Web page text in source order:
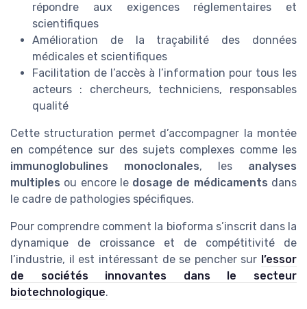
répondre aux exigences réglementaires et
scientifiques
Amélioration de la traçabilité des données
médicales et scientifiques
Facilitation de l’accès à l’information pour tous les
acteurs : chercheurs, techniciens, responsables
qualité
Cette structuration permet d’accompagner la montée
en compétence sur des sujets complexes comme les
immunoglobulines monoclonales, les analyses
multiples ou encore le dosage de médicaments dans
le cadre de pathologies spécifiques.
Pour comprendre comment la bioforma s’inscrit dans la
dynamique de croissance et de compétitivité de
l’industrie, il est intéressant de se pencher sur l’essor
de sociétés innovantes dans le secteur
biotechnologique.